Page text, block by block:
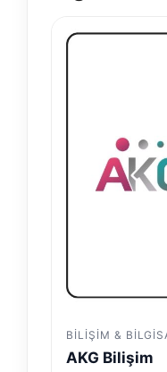
BILIŞIM &
AKG Bilişim